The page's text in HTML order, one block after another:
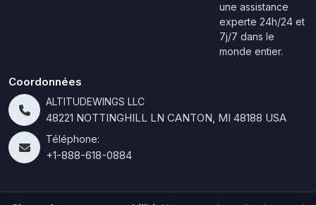
une assistance
experte 24h/24 et
7j/7 dans le
monde entier.
Coordonnées
ALTITUDEWINGS LLC
48221 NOTTINGHILL LN CANTON, MI 48188 USA
Téléphone:
+1-888-618-0884